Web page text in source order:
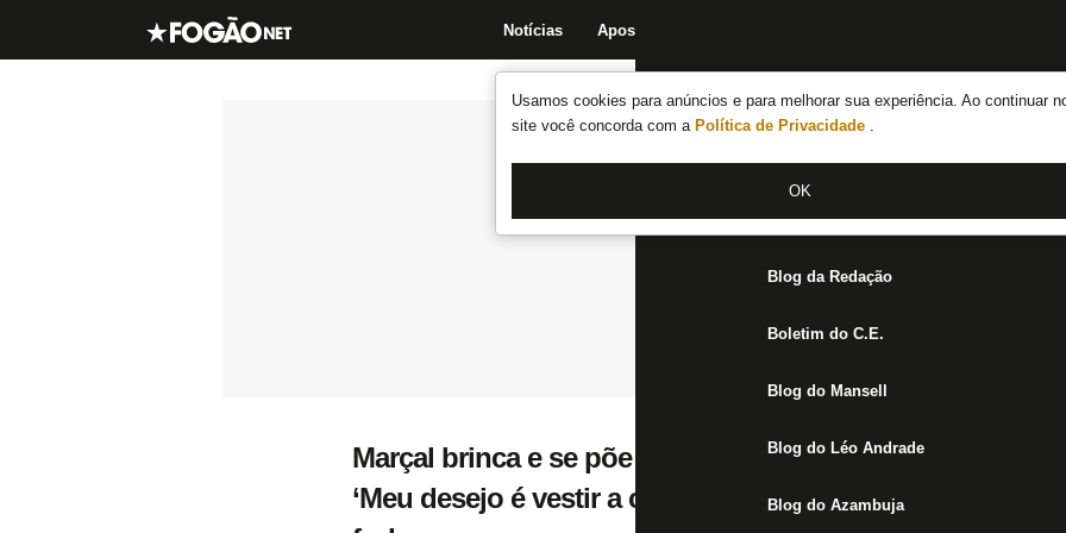
Usamos cookies para anúncios e para melhorar sua experiência. Ao continuar
site você concorda com a Política de Privacidade .
OK
Notícias Apostas
Notícias do Botafogo
Fórum
Jogos
Blog da Redação
Boletim do C.E.
Blog do Mansell
Blog do Léo Andrade
Blog do Azambuja
Marçal brinca e se põe à disposição até para ser goleiro
‘Meu desejo é vestir a camisa e entrar em campo, seja na